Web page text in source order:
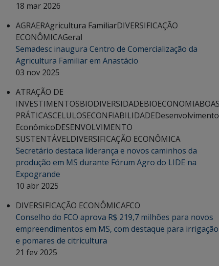
18 mar 2026
AGRAERAgricultura FamiliarDIVERSIFICAÇÃO
ECONÔMICAGeral
Semadesc inaugura Centro de Comercialização da
Agricultura Familiar em Anastácio
03 nov 2025
ATRAÇÃO DE
INVESTIMENTOSBIODIVERSIDADEBIOECONOMIA
PRÁTICASCELULOSECONFIABILIDADEDesenvolvimento
EconômicoDESENVOLVIMENTO
SUSTENTÁVELDIVERSIFICAÇÃO ECONÔMICA
Secretário destaca liderança e novos caminhos da
produção em MS durante Fórum Agro do LIDE na
Expogrande
10 abr 2025
DIVERSIFICAÇÃO ECONÔMICAFCO
Conselho do FCO aprova R$ 219,7 milhões para novos
empreendimentos em MS, com destaque para irrigação
e pomares de citricultura
21 fev 2025